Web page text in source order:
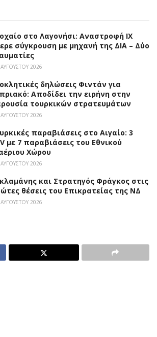
στο Λαγονήσι: Αναστροφή ΙΧ
σύγκρουση με μηχανή της ΔΙΑ – Δύο
2026
δηλώσεις Φιντάν για
Αποδίδει την ειρήνη στην
τουρκικών στρατευμάτων
2026
παραβιάσεις στο Αιγαίο: 3
με 7 παραβιάσεις του Εθνικού
Χώρου
2026
και Στρατηγός Φράγκος στις
θέσεις του Επικρατείας της ΝΔ
2026